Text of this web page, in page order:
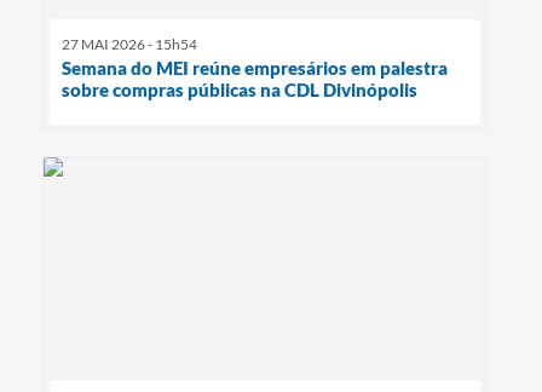
27 MAI 2026 - 15h54
Semana do MEI reúne empresários em palestra
sobre compras públicas na CDL Divinópolis